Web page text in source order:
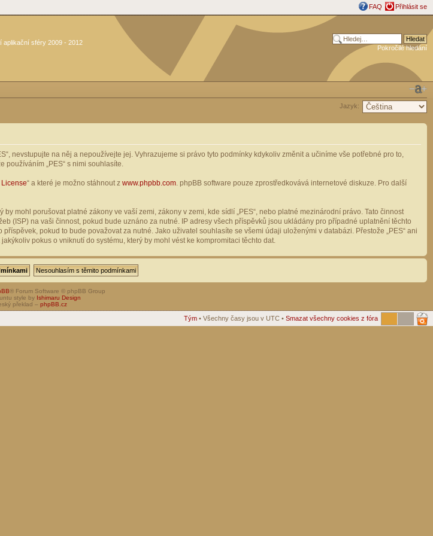
FAQ Přihlásit se
aplikační sféry 2009 - 2012
Pokročilé hledání
Jazyk:
nevstupujte na něj a nepoužívejte jej. Vyhrazujeme si právo tyto podmínky kdykoliv změnit a učiníme vše potřebné pro to,
„PES“ s nimi souhlasíte.
“ a které je možno stáhnout z www.phpbb.com . phpBB software pouze zprostředkovává internetové diskuze. Pro další
mohl porušovat platné zákony ve vaší zemi, zákony v zemi, kde sídlí „PES“, nebo platné mezinárodní právo. Tato činnost
(ISP) na vaši činnost, pokud bude uznáno za nutné. IP adresy všech příspěvků jsou ukládány pro případné uplatnění těchto
pokud to bude považovat za nutné. Jako uživatel souhlasíte se všemi údaji uloženými v databázi. Přestože „PES“ ani
pokus o vniknutí do systému, který by mohl vést ke kompromitaci těchto dat.
® Forum Software © phpBB Group
style by Ishimaru Design
překlad – phpBB.cz
Tým • Všechny časy jsou v UTC • Smazat všechny cookies z fóra